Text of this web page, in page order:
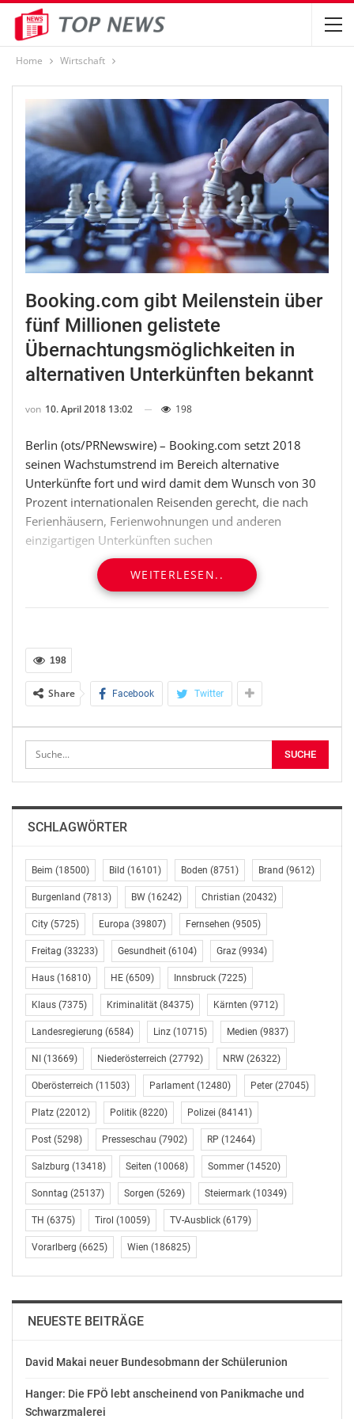
Home Wirtschaft
Booking.com gibt Meilenstein über
fünf Millionen gelistete
Übernachtungsmöglichkeiten in
alternativen Unterkünften bekannt
von 10. April 2018 13:02 198
Berlin (ots/PRNewswire) – Booking.com setzt 2018
seinen Wachstumstrend im Bereich alternative
Unterkünfte fort und wird damit dem Wunsch von 30
Prozent internationalen Reisenden gerecht, die nach
Ferienhäusern, Ferienwohnungen und anderen
einzigartigen Unterkünften suchen
Booking.com verkündet heute, dass es den Meilenstein
von fünf Millionen Listungen an Ferienwohnungen,
bleibt Booking.com führend im Angebot
verschiedenster Unterkünfte – von traditionellen Hotels
und Ferienhäusern bis hin zu Villen, Appartements und
Ryokans, mehr als jede andere Online-Reiseplattform.
Die Anzahl der gelisteten alternativen Unterkünfte auf
Booking.com ist somit seit dem vergangenen Jahr um
27 Prozent gestiegen und wächst als Kategorie
schneller als traditionelle Optionen der Übernachtung,
wie Hotels, Motels und Resorts.
gaben 30 Prozent der Befragten an, dass sie 2018 in
einer Ferienwohnung, einem Aparthotel oder einem
Ferienhaus übernachten wollen.* Ein weiterer Beleg
dafür, dass Unterkünfte über Hotels hinaus gefragt
bleiben. Gleichzeitig kann sich eine von fünf Personen
(21 Prozent) vorstellen, im kommenden Jahr ihr eigenes
Heim auf einer Online-Buchungsplattform
anzubieten.**
„Wir wissen, dass es Reisenden besonders wichtig ist,
eine große Auswahl an verschiedenen
Unterkunftsarten, von Ferienwohnungen zu
Hausbooten zu haben“, so Olivier Grémillon,
Vizepräsident von Booking.com, leitend in der
Strategieentwicklung für Ferienunterkünfte. „Wir haben
hart daran gearbeitet, so viele fantastische
Ferienhäuser und -wohnungen wie möglich auf unsere
Plattform zu bringen, damit wir die Vielfalt und
Auswahl anbieten können, die sich unsere Kunden
wünschen. Wir sind stolz auf diese Leistung und
werden unsere Führungsposition in diesem Bereich
weiter ausbauen. Denn egal welche Art von Erfahrung
unsere Nutzer wünschen -wir wollen ihnen genau die
einzigartige Unterkunft bieten, die sie suchen.“
sind sofort ohne Buchungsgebühren für Gäste buchbar
Breakfast in der Toskana bis zur Villa auf Bali.
WEITERLESEN..
198
Share Facebook Twitter
SCHLAGWÖRTER
Beim (18500) Bild (16101) Boden (8751) Brand (9612)
Burgenland (7813) BW (16242) Christian (20432)
City (5725) Europa (39807) Fernsehen (9505)
Freitag (33233) Gesundheit (6104) Graz (9934)
Haus (16810) HE (6509) Innsbruck (7225)
Klaus (7375) Kriminalität (84375) Kärnten (9712)
Landesregierung (6584) Linz (10715) Medien (9837)
NI (13669) Niederösterreich (27792) NRW (26322)
Oberösterreich (11503) Parlament (12480) Peter (27045)
Platz (22012) Politik (8220) Polizei (84141)
Post (5298) Presseschau (7902) RP (12464)
Salzburg (13418) Seiten (10068) Sommer (14520)
Sonntag (25137) Sorgen (5269) Steiermark (10349)
TH (6375) Tirol (10059) TV-Ausblick (6179)
Vorarlberg (6625) Wien (186825)
NEUESTE BEITRÄGE
David Makai neuer Bundesobmann der Schülerunion
Hanger: Die FPÖ lebt anscheinend von Panikmache und
Schwarzmalerei